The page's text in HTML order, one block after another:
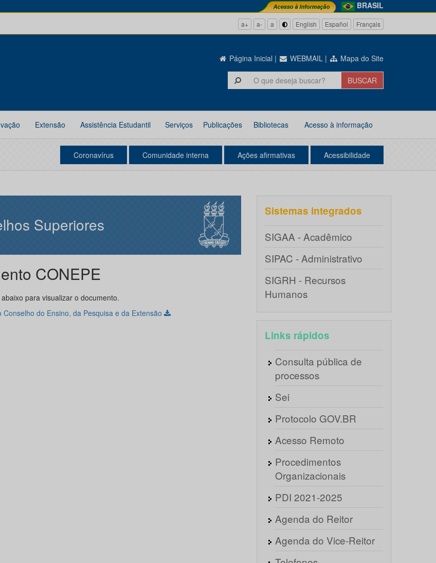
BRASIL
a+ a- a English Español Français
Página Inicial | WEBMAIL | Mapa do Site
Extensão Assistência Estudantil Serviços Publicações Bibliotecas Acesso à informação
Coronavírus Comunidade interna Ações afirmativas Acessibilidade
Superiores
CONEPE
para visualizar o documento.
Conselho do Ensino, da Pesquisa e da Extensão
Sistemas integrados
SIGAA - Acadêmico
SIPAC - Administrativo
SIGRH - Recursos
Humanos
Links rápidos
Consulta pública de
processos
Sei
Protocolo GOV.BR
Acesso Remoto
Procedimentos
Organizacionais
PDI 2021-2025
Agenda do Reitor
Agenda do Vice-Reitor